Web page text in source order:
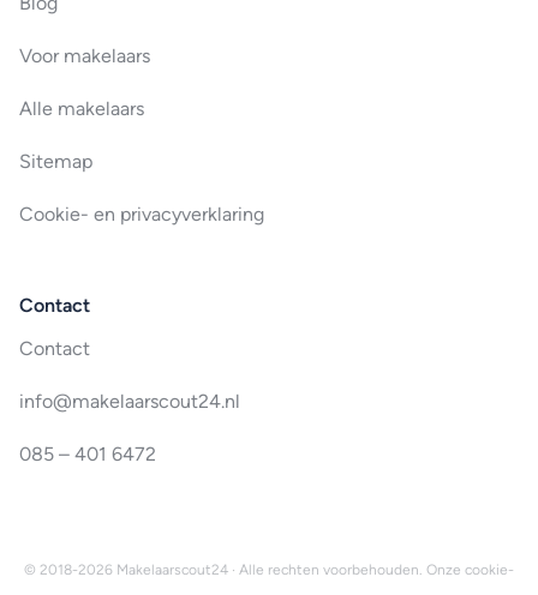
Voor makelaars
Alle makelaars
Sitemap
Cookie- en privacyverklaring
Contact
Contact
info@makelaarscout24.nl
085 – 401 6472
© 2018-2026 Makelaarscout24 · Alle rechten voorbehouden. Onze cookie-